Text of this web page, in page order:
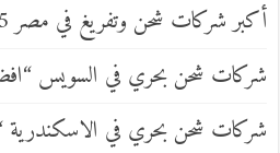
أكبر شركات شحن وتفريغ في مصر 2025
شركات شحن بحري في السويس
شركات شحن بحري في الاسكندرية